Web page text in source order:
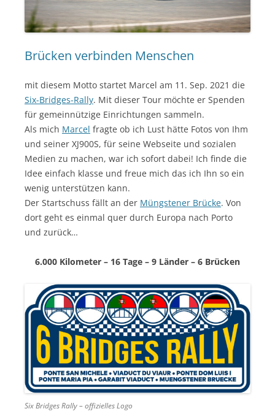
Brücken verbinden Menschen
mit diesem Motto startet Marcel am 11. Sep. 2021 die
Six-Bridges-Rally. Mit dieser Tour möchte er Spenden
für gemeinnützige Einrichtungen sammeln.
Als mich Marcel fragte ob ich Lust hätte Fotos von Ihm
und seiner XJ900S, für seine Webseite und sozialen
Medien zu machen, war ich sofort dabei! Ich finde die
Idee einfach klasse und freue mich das ich Ihn so ein
wenig unterstützen kann.
Der Startschuss fällt an der Müngstener Brücke. Von
dort geht es einmal quer durch Europa nach Porto
und zurück…
6.000 Kilometer – 16 Tage – 9 Länder – 6 Brücken
Six Bridges Rally – offizielles Logo